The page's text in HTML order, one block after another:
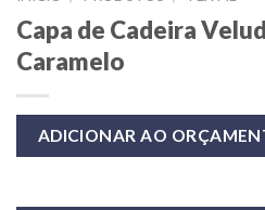
Capa de Cadeira
Caramelo
ADICIONAR AO